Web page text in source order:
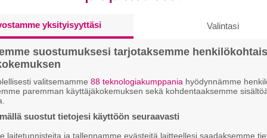
kertoo seuraavan pelinsä
henkinen seikkailu siirtyi
tulevaan peliinsä, joka on
yksityisyyttäsi Valintasi
suostumuksesi tarjotaksemme
valitsemamme 88 teknologiakumppania hyödynnämme
paremman käyttäjäkokemuksen sekä kohdentaaksemme
suostut tietojesi käyttöön seuraavasti
laitetunnisteita ja tallennamme evästeitä laitteellesi saadaksemme